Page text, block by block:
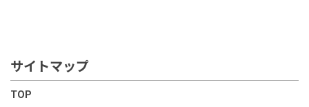
サイトマップ
TOP